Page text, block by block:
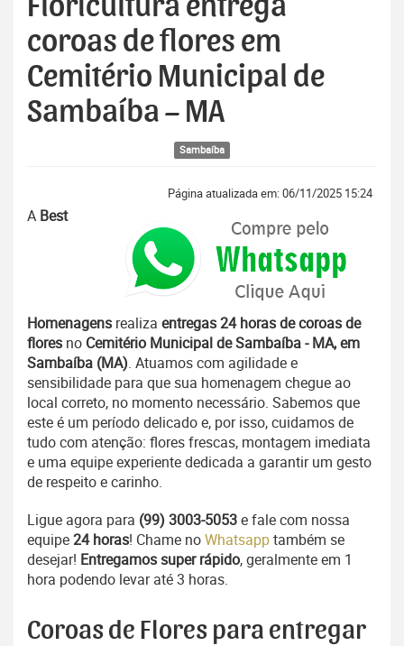
Floricultura entrega
coroas de flores em
Cemitério Municipal de
Sambaíba – MA
Sambaíba
Página atualizada em: 06/11/2025 15:24
A Best
Homenagens realiza entregas 24 horas de coroas de
flores no Cemitério Municipal de Sambaíba - MA, em
Sambaíba (MA). Atuamos com agilidade e
sensibilidade para que sua homenagem chegue ao
local correto, no momento necessário. Sabemos que
este é um período delicado e, por isso, cuidamos de
tudo com atenção: flores frescas, montagem imediata
e uma equipe experiente dedicada a garantir um gesto
de respeito e carinho.
Ligue agora para (99) 3003-5053e fale com nossa
equipe24 horas! Chame noWhatsapptambém se
desejar! Entregamos super rápido, geralmente em 1
hora podendo levar até 3 horas.
Coroas de Flores para entregar